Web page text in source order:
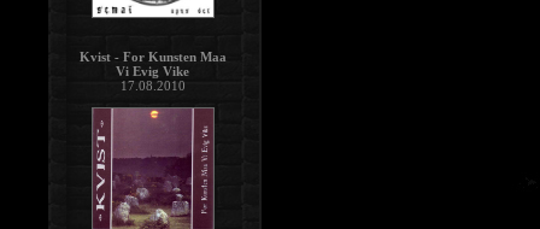
Kvist - For Kunsten Maa
Vi Evig Vike
17.08.2010